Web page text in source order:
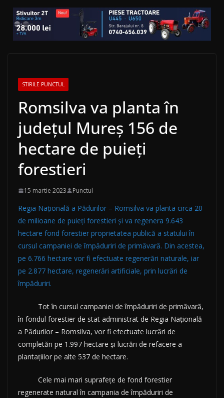
STIRILE PUNCTUL
Romsilva va planta în
județul Mureș 156 de
hectare de puieți
forestieri
15 martie 2023 Punctul
Regia Națională a Pădurilor – Romsilva va planta circa 20
de milioane de puieți forestieri și va regenera 9.643
hectare fond forestier proprietatea publică a statului în
cursul campaniei de împăduriri de primăvară. Din acestea,
pe 6.766 hectare vor fi efectuate regenerări naturale, iar
pe 2.877 hectare, regenerări artificiale, prin lucrări de
împăduriri.
Tot în cursul campaniei de împăduriri de primăvară,
în fondul forestier de stat administrat de Regia Națională
a Pădurilor – Romsilva, vor fi efectuate lucrări de
completări pe 1.997 hectare și lucrări de refacere a
plantațiilor pe alte 537 de hectare.
Cele mai mari suprafețe de fond forestier
regenerate natural în campania de împăduriri de